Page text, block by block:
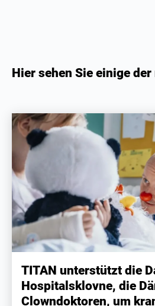
Hier sehen Sie einige
TITAN unterstützt die
Hospitalsklovne, die
Clowndoktoren, um